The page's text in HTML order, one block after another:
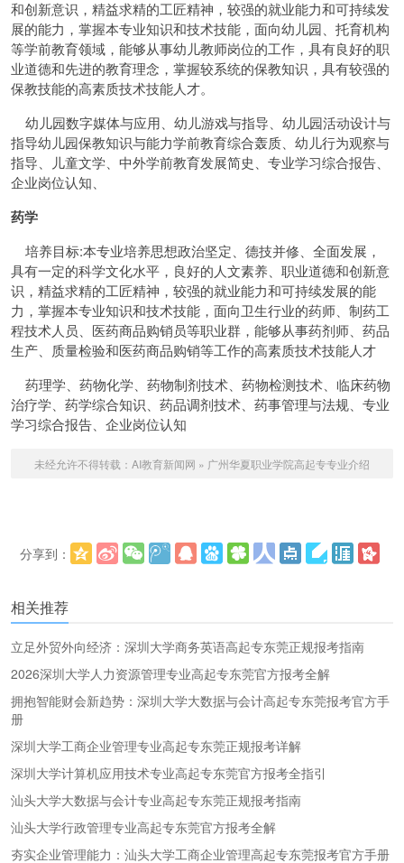
和创新意识，精益求精的工匠精神，较强的就业能力和可持续发
展的能力，掌握本专业知识和技术技能，面向幼儿园、托育机构
等学前教育领域，能够从事幼儿教师岗位的工作，具有良好的职
业道德和先进的教育理念，掌握较系统的保教知识，具有较强的
保教技能的高素质技术技能人才。
幼儿园数字媒体与应用、幼儿游戏与指导、幼儿园活动设计与
指导幼儿园保教知识与能力学前教育综合轰质、幼儿行为观察与
指导、儿童文学、中外学前教育发展简史、专业学习综合报告、
企业岗位认知、
药学
培养目标:本专业培养思想政治坚定、德技并修、全面发展，
具有一定的科学文化水平，良好的人文素养、职业道德和创新意
识，精益求精的工匠精神，较强的就业能力和可持续发展的能
力，掌握本专业知识和技术技能，面向卫生行业的药师、制药工
程技术人员、医药商品购销员等职业群，能够从事药剂师、药品
生产、质量检验和医药商品购销等工作的高素质技术技能人才
药理学、药物化学、药物制剂技术、药物检测技术、临床药物
治疗学、药学综合知识、药品调剂技术、药事管理与法规、专业
学习综合报告、企业岗位认知
未经允许不得转载： AI教育新闻网 » 广州华夏职业学院高起专专业介绍
分享到：
相关推荐
立足外贸外向经济：深圳大学商务英语高起专东莞正规报考指南
2026深圳大学人力资源管理专业高起专东莞官方报考全解
拥抱智能财会新趋势：深圳大学大数据与会计高起专东莞报考官方手
册
深圳大学工商企业管理专业高起专东莞正规报考详解
深圳大学计算机应用技术专业高起专东莞官方报考全指引
汕头大学大数据与会计专业高起专东莞正规报考指南
汕头大学行政管理专业高起专东莞官方报考全解
夯实企业管理能力：汕头大学工商企业管理高起专东莞报考官方手册